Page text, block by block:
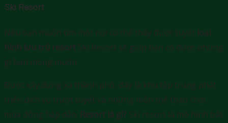
Ski Resort
Nếu bạn muốn tìm một nơi có thể thấy được tuyết loại
hình lưu trú resort Ski Resort sẽ giúp bạn có được những
gì bạn mong muốn.
Được xây dựng xa thành phố, đây là khu tập trung phát
triển dịch vụ trượt tuyết và những môn thể thao chơi
mùa đông hấp dẫn. Resort là gì? Ski resort là mô hình bất